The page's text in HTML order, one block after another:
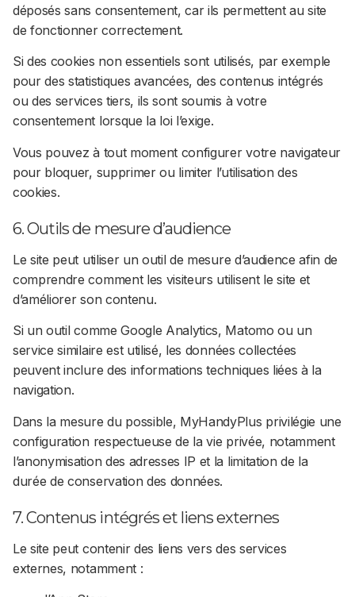
déposés sans consentement, car ils permettent au site
de fonctionner correctement.
Si des cookies non essentiels sont utilisés, par exemple
pour des statistiques avancées, des contenus intégrés
ou des services tiers, ils sont soumis à votre
consentement lorsque la loi l’exige.
Vous pouvez à tout moment configurer votre navigateur
pour bloquer, supprimer ou limiter l’utilisation des
cookies.
6. Outils de mesure d’audience
Le site peut utiliser un outil de mesure d’audience afin de
comprendre comment les visiteurs utilisent le site et
d’améliorer son contenu.
Si un outil comme Google Analytics, Matomo ou un
service similaire est utilisé, les données collectées
peuvent inclure des informations techniques liées à la
navigation.
Dans la mesure du possible, MyHandyPlus privilégie une
configuration respectueuse de la vie privée, notamment
l’anonymisation des adresses IP et la limitation de la
durée de conservation des données.
7. Contenus intégrés et liens externes
Le site peut contenir des liens vers des services
externes, notamment :